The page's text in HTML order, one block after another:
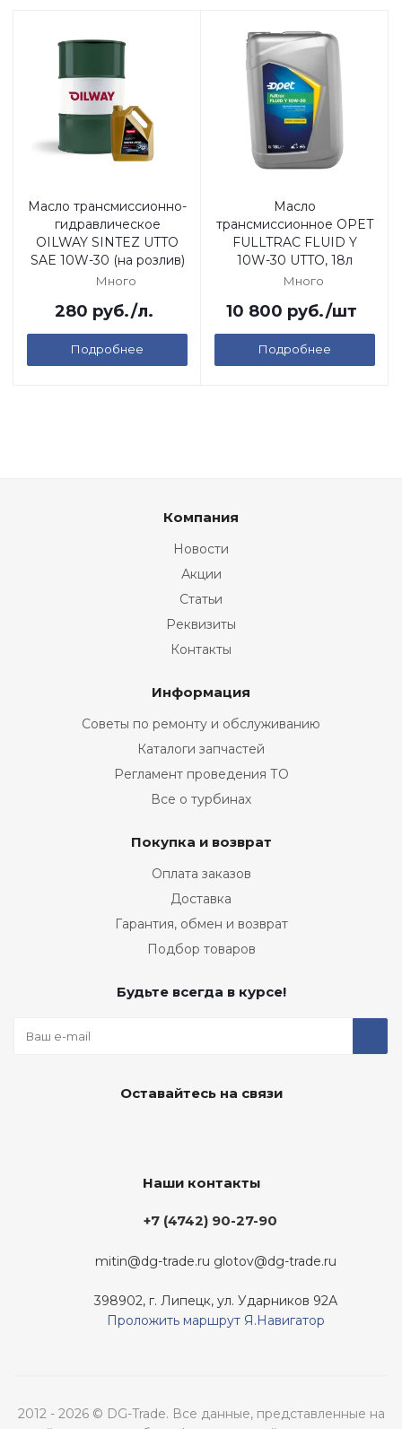
Масло трансмиссионно-
гидравлическое
OILWAY SINTEZ UTTO
SAE 10W-30 (на розлив)
Много
280 руб./л.
Подробнее
Масло
трансмиссионное OPET
FULLTRAC FLUID Y
10W-30 UTTO, 18л
Много
10 800 руб./шт
Подробнее
Компания
Новости
Акции
Статьи
Реквизиты
Контакты
Информация
Советы по ремонту и обслуживанию
Каталоги запчастей
Регламент проведения ТО
Все о турбинах
Покупка и возврат
Оплата заказов
Доставка
Гарантия, обмен и возврат
Подбор товаров
Будьте всегда в курсе!
Оставайтесь на связи
Наши контакты
+7 (4742) 90-27-90
mitin@dg-trade.ru glotov@dg-trade.ru
398902, г. Липецк, ул. Ударников 92А
Проложить маршрут Я.Навигатор
2012 - 2026 © DG-Trade. Все данные, представленные на